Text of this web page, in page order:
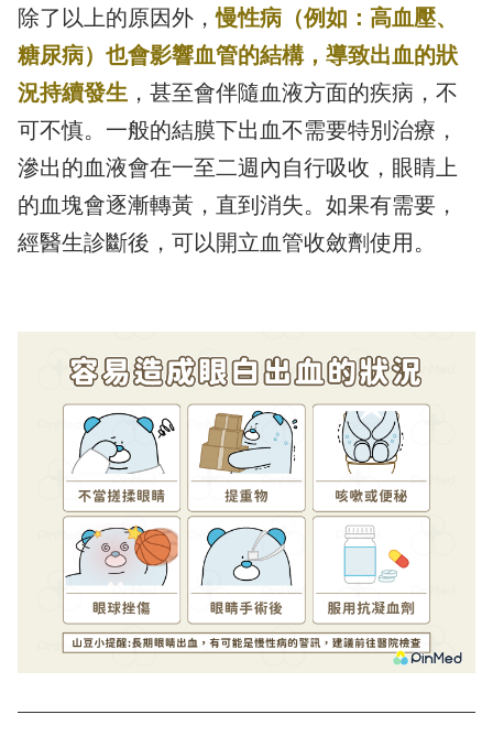
除了以上的原因外，慢性病（例如：高血壓、
糖尿病）也會影響血管的結構，導致出血的狀
況持續發生 ，甚至會伴隨血液方面的疾病，不
可不慎。一般的結膜下出血不需要特別治療，
滲出的血液會在一至二週內自行吸收，眼睛上
的血塊會逐漸轉黃，直到消失。如果有需要，
經醫生診斷後，可以開立血管收斂劑使用。